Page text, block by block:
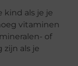
kind als je je
vitaminen
of
als je